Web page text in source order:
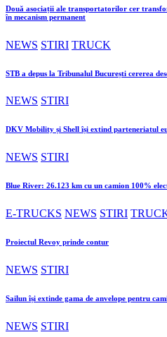
Două asociații ale transportatorilor cer
în mecanism permanent
NEWS STIRI TRUCK
STB a depus la Tribunalul București cererea
NEWS STIRI
DKV Mobility și Shell își extind parteneriatul
NEWS STIRI
Blue River: 26.123 km cu un camion 100%
E-TRUCKS NEWS STIRI
Proiectul Revoy prinde contur
NEWS STIRI
Sailun își extinde gama de anvelope pentru
NEWS STIRI